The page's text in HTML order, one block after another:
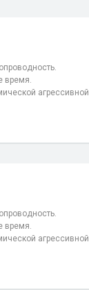
время.
агрессивной
время.
агрессивной